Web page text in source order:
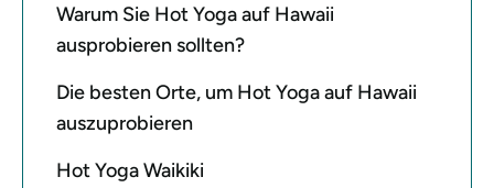
Warum Sie Hot Yoga auf Hawaii
ausprobieren sollten?
Die besten Orte, um Hot Yoga auf Hawaii
auszuprobieren
Hot Yoga Waikiki